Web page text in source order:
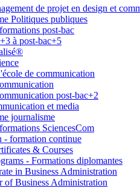
de projet en design et
Politiques publiques
post-bac
à post-bac+5
de communication
post-bac+2
et media
journalisme
SciencesCom
- formation continue
& Courses
- Formations diplomantes
in Business Administration
of Business Administration